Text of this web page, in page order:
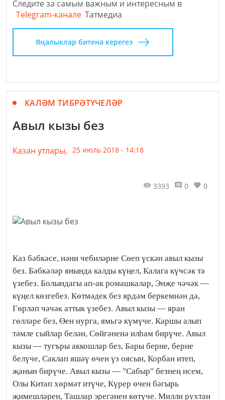
Следите за самым важным и интересным в
Telegram-канале Татмедиа
Яңалыклар битенә керегез
КАЛӘМ ТИБРӘТҮЧЕЛӘР
Авыл кызы без
Казан утлары, 25 июль 2018 - 14:18
3393 0 0
Каз бәбкәсе, нәни чебиләрне Сөеп үскән авыл кызы
без. Бәбкәләр янында калды күңел, Калага күчсәк тә
үзебез. Болындагы ап-ак ромашкалар, Энҗе чәчәк —
күңел көзгебез. Көтмәдек без ярдәм беркемнән дә,
Гөрләп чәчәк аттык үзебез. Авыл кызы — яран
гөлләре без, Өен нурга, ямьгә күмүче. Каршы алып
тәмле сыйлар белән, Сөйгәненә илһам бирүче. Авыл
кызы — тугъры аккошлар без, Бары берне, берне
белүче, Саклап яшәү өчен үз оясын, Корбан итеп,
җанын бирүче. Авыл кызы — "Сабыр" безнең исем,
Олы Китап хөрмәт итүче, Күрер өчен бәгырь
җимешләрен, Ташлар эрегәнен көтүче. Милли рухтан